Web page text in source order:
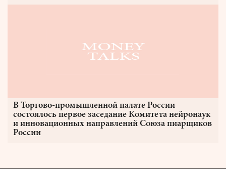
В Торгово-промышленной палате России
состоялось первое заседание Комитета нейронаук
и инновационных направлений Союза пиарщиков
России